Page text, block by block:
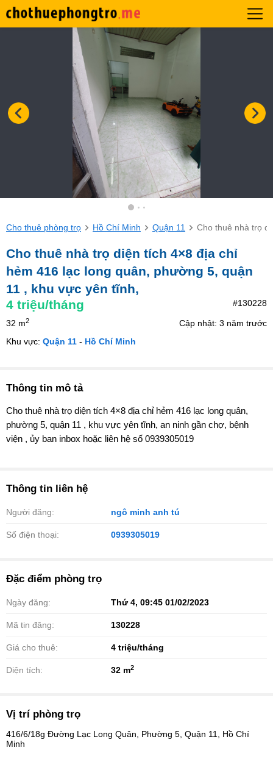
Cho thuê phòng trọ Hồ Chí Minh Quận 11 Cho thuê nhà trọ
Cho thuê nhà trọ diện tích 4×8 địa chỉ
hẻm 416 lạc long quân, phường 5, quận
11 , khu vực yên tĩnh,
4 triệu/tháng #130228
32 m2
Cập nhật: 3 năm trước
Khu vực: Quận 11 - Hồ Chí Minh
Thông tin mô tả
Cho thuê nhà trọ diện tích 4×8 địa chỉ hẻm 416 lạc long quân,
phường 5, quận 11 , khu vực yên tĩnh, an ninh gần chợ, bệnh
viện , ủy ban inbox hoặc liên hệ số 0939305019
Thông tin liên hệ
Người đăng: ngô minh anh tú
Số điện thoại: 0939305019
Đặc điểm phòng trọ
Ngày đăng: Thứ 4, 09:45 01/02/2023
Mã tin đăng: 130228
Giá cho thuê: 4 triệu/tháng
Diện tích: 32 m2
Vị trí phòng trọ
416/6/18g Đường Lạc Long Quân, Phường 5, Quận 11, Hồ Chí
Minh